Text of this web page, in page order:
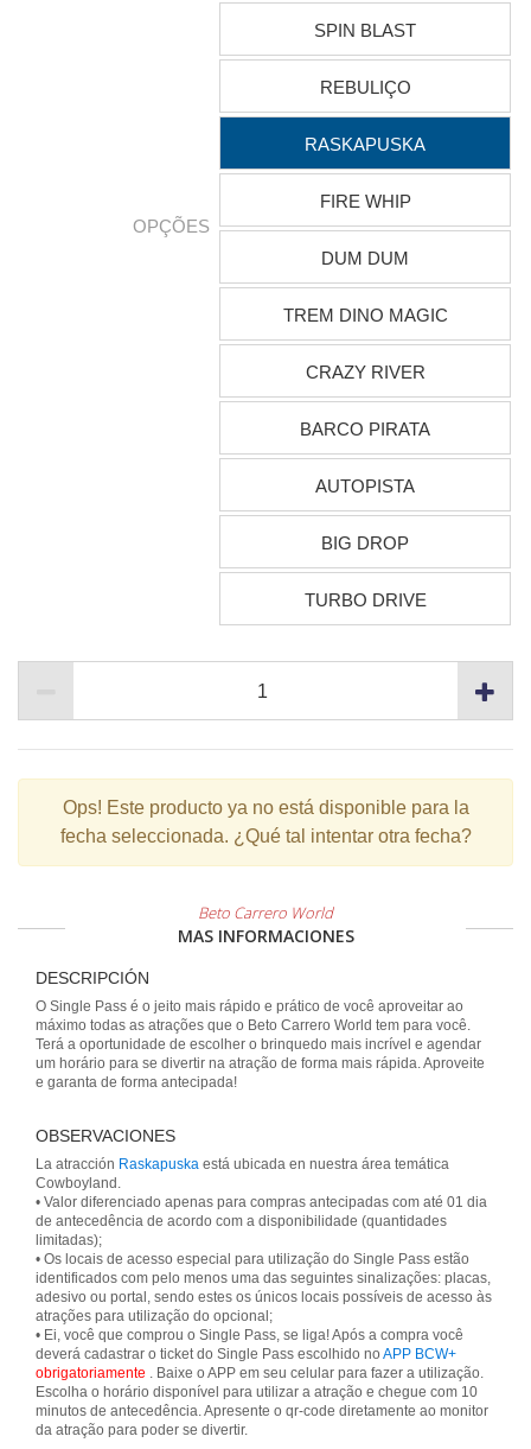
OPÇÕES
SPIN BLAST
REBULIÇO
RASKAPUSKA
FIRE WHIP
DUM DUM
TREM DINO MAGIC
CRAZY RIVER
BARCO PIRATA
AUTOPISTA
BIG DROP
TURBO DRIVE
Ops! Este producto ya no está disponible para la
fecha seleccionada. ¿Qué tal intentar otra fecha?
Beto Carrero World
MAS INFORMACIONES
DESCRIPCIÓN
O Single Pass é o jeito mais rápido e prático de você aproveitar ao
máximo todas as atrações que o Beto Carrero World tem para você.
Terá a oportunidade de escolher o brinquedo mais incrível e agendar
um horário para se divertir na atração de forma mais rápida. Aproveite
e garanta de forma antecipada!
OBSERVACIONES
La atracción Raskapuska está ubicada en nuestra área temática
Cowboyland.
• Valor diferenciado apenas para compras antecipadas com até 01 dia
de antecedência de acordo com a disponibilidade (quantidades
limitadas);
• Os locais de acesso especial para utilização do Single Pass estão
identificados com pelo menos uma das seguintes sinalizações: placas,
adesivo ou portal, sendo estes os únicos locais possíveis de acesso às
atrações para utilização do opcional;
• Ei, você que comprou o Single Pass, se liga! Após a compra você
deverá cadastrar o ticket do Single Pass escolhido no APP BCW+
obrigatoriamente . Baixe o APP em seu celular para fazer a utilização.
Escolha o horário disponível para utilizar a atração e chegue com 10
minutos de antecedência. Apresente o qr-code diretamente ao monitor
da atração para poder se divertir.